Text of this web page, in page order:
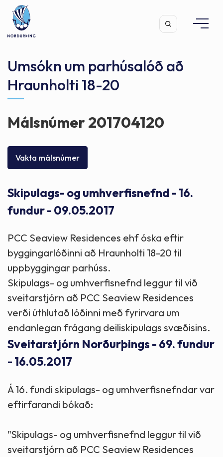
Leita
Umsókn um parhúsalóð að
Hraunholti 18-20
Málsnúmer 201704120
Vakta málsnúmer
Skipulags- og umhverfisnefnd - 16.
fundur - 09.05.2017
PCC Seaview Residences ehf óska eftir
byggingarlóðinni að Hraunholti 18-20 til
uppbyggingar parhúss.
Skipulags- og umhverfisnefnd leggur til við
sveitarstjórn að PCC Seaview Residences
verði úthlutað lóðinni með fyrirvara um
endanlegan frágang deiliskipulags svæðisins.
Sveitarstjórn Norðurþings - 69. fundur
- 16.05.2017
Á 16. fundi skipulags- og umhverfisnefndar var
eftirfarandi bókað:
"Skipulags- og umhverfisnefnd leggur til við
sveitarstjórn að PCC Seaview Residences